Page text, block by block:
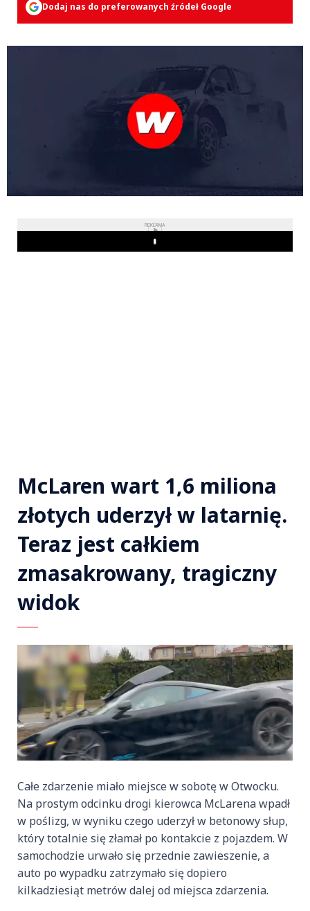
Dodaj nas do preferowanych źródeł Google
REKLAMA
Play
McLaren wart 1,6 miliona
złotych uderzył w latarnię.
Teraz jest całkiem
zmasakrowany, tragiczny
widok
Całe zdarzenie miało miejsce w sobotę w Otwocku.
Na prostym odcinku drogi kierowca McLarena wpadł
w poślizg, w wyniku czego uderzył w betonowy słup,
który totalnie się złamał po kontakcie z pojazdem. W
samochodzie urwało się przednie zawieszenie, a
auto po wypadku zatrzymało się dopiero
kilkadziesiąt metrów dalej od miejsca zdarzenia.